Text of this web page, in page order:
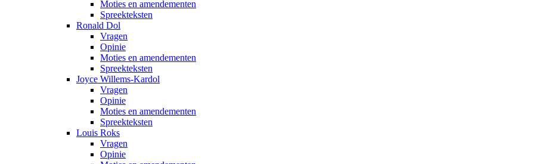
Moties en amendementen
Spreekteksten
Ronald Dol
Vragen
Opinie
Moties en amendementen
Spreekteksten
Joyce Willems-Kardol
Vragen
Opinie
Moties en amendementen
Spreekteksten
Louis Roks
Vragen
Opinie